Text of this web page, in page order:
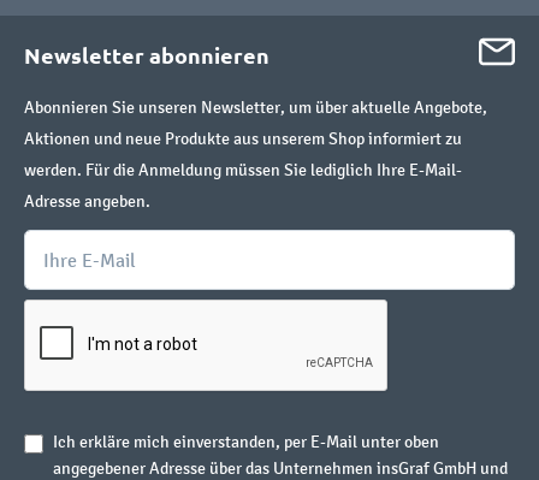
Newsletter abonnieren
Abonnieren Sie unseren Newsletter, um über aktuelle Angebote,
Aktionen und neue Produkte aus unserem Shop informiert zu
werden. Für die Anmeldung müssen Sie lediglich Ihre E-Mail-
Adresse angeben.
Ich erkläre mich einverstanden, per E-Mail unter oben
angegebener Adresse über das Unternehmen insGraf GmbH und